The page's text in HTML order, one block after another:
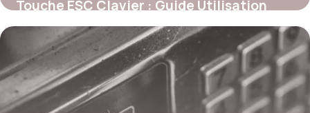
Touche ESC Clavier : Guide Utilisation
2026
30 mai 2026